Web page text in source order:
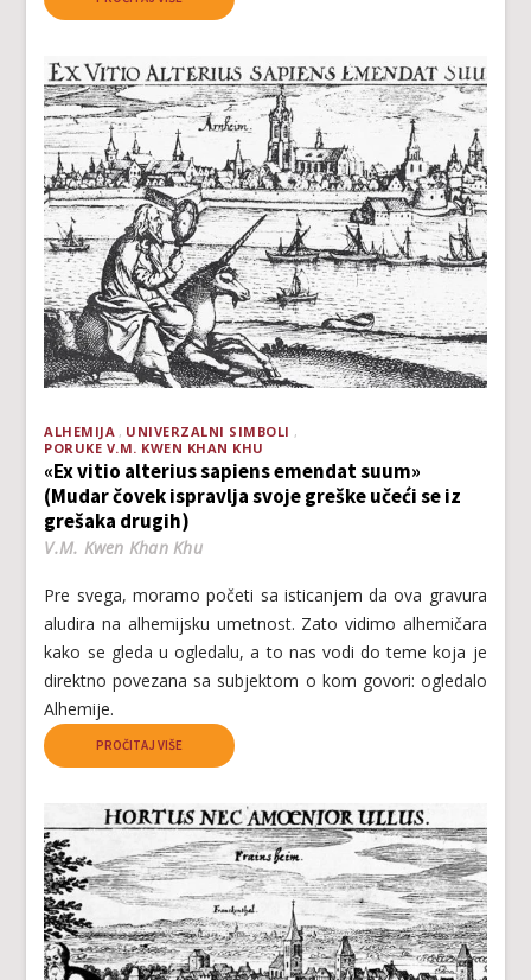
ALHEMIJA
UNIVERZALNI SIMBOLI
PORUKE V.M. KWEN KHAN KHU
«Ex vitio alterius sapiens emendat suum»
(Mudar čovek ispravlja svoje greške učeći se iz
grešaka drugih)
V.M. Kwen Khan Khu
Pre svega, moramo početi sa isticanjem da ova gravura
aludira na alhemijsku umetnost. Zato vidimo alhemičara
kako se gleda u ogledalu, a to nas vodi do teme koja je
direktno povezana sa subjektom o kom govori: ogledalo
Alhemije.
PROČITAJ VIŠE